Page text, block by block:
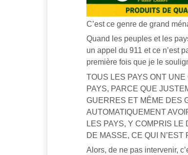
C’est ce genre de grand
Quand les peuples et les
un appel du 911 et ce n’est
première fois que je le
TOUS LES PAYS ONT
PAYS, PARCE QUE
GUERRES ET MÊME DES
AUTOMATIQUEMENT
LES PAYS, Y COMPRIS
DE MASSE, CE QUI
Alors, de ne pas intervenir,